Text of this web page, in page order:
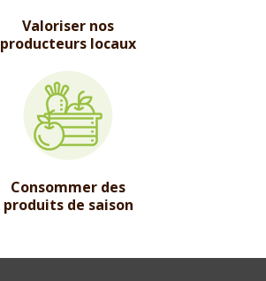
Valoriser nos
producteurs locaux
Consommer des
produits de saison